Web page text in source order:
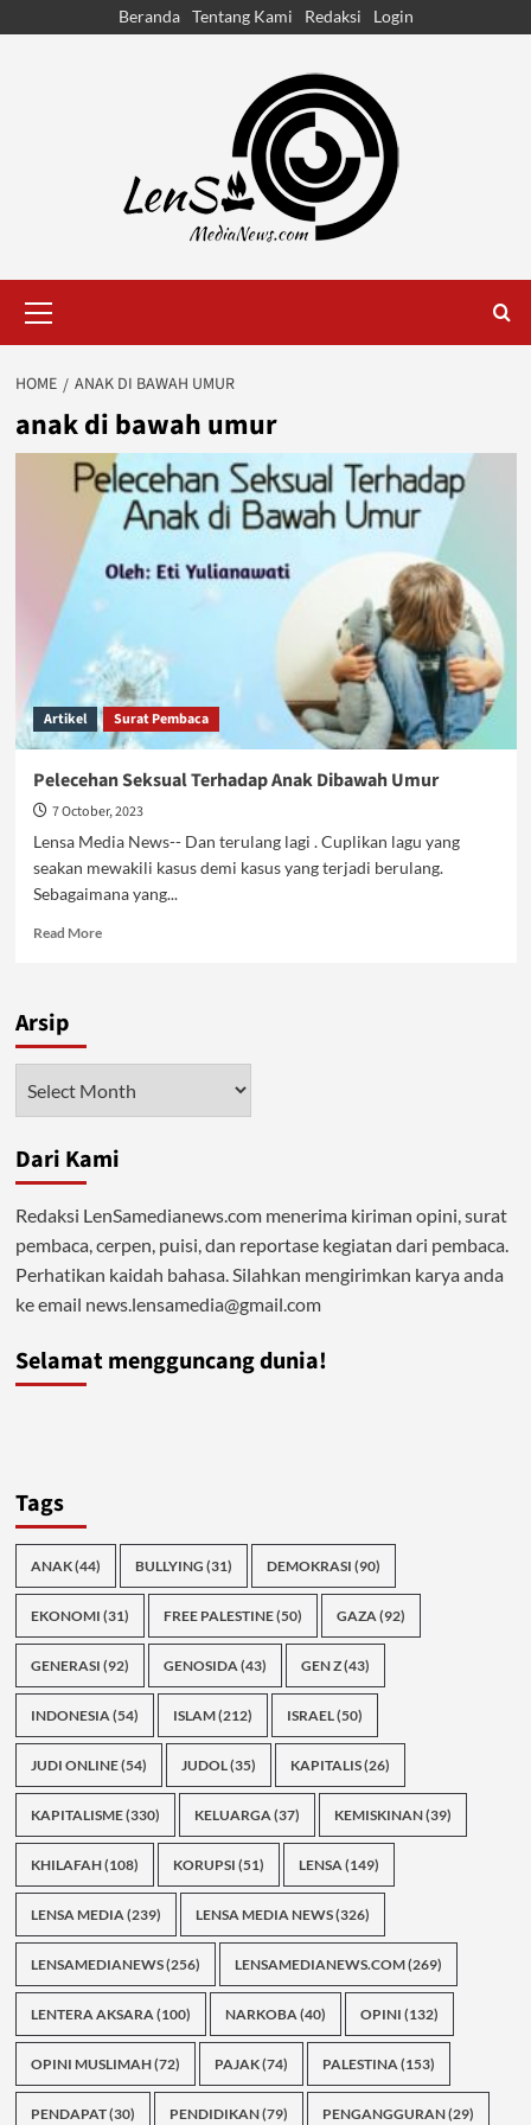
Beranda Tentang Kami Redaksi Login
Menu
HOME ANAK DI BAWAH UMUR
anak di bawah umur
Artikel Surat Pembaca
Pelecehan Seksual Terhadap Anak Dibawah Umur
7 October, 2023
Lensa Media News-- Dan terulang lagi . Cuplikan lagu yang
seakan mewakili kasus demi kasus yang terjadi berulang.
Sebagaimana yang...
Read MoreRead
Anak
Dibawah
Arsip
Dari Kami
Redaksi LenSamedianews.com menerima kiriman opini, surat
pembaca, cerpen, puisi, dan reportase kegiatan dari pembaca.
Perhatikan kaidah bahasa. Silahkan mengirimkan karya anda
ke email news.lensamedia@gmail.com
Selamat mengguncang dunia!
Tags
ANAK(44) BULLYING (31) DEMOKRASI (90)
EKONOMI (31) FREE PALESTINE(50) GAZA(92)
GENERASI (92) GENOSIDA(43) GEN Z(43)
INDONESIA(54) ISLAM(212) ISRAEL(50)
JUDI ONLINE(54) JUDOL(35) KAPITALIS(26)
KAPITALISME(330) KELUARGA(37) KEMISKINAN(39)
KHILAFAH(108) KORUPSI (51) LENSA(149)
LENSA MEDIA(239) LENSA MEDIA NEWS(326)
LENSAMEDIANEWS(256) LENSAMEDIANEWS.COM(269)
LENTERA AKSARA(100) NARKOBA(40) OPINI (132)
OPINI MUSLIMAH(72) PAJAK(74) PALESTINA(153)
PENDAPAT(30) PENDIDIKAN(79) PENGANGGURAN(29)